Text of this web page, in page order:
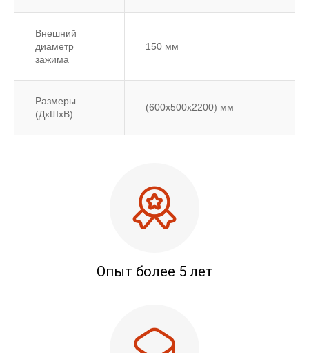
Внешний
диаметр
зажима
150 мм
Размеры
(ДxШxВ)
(600x500x2200) мм
Опыт более 5 лет